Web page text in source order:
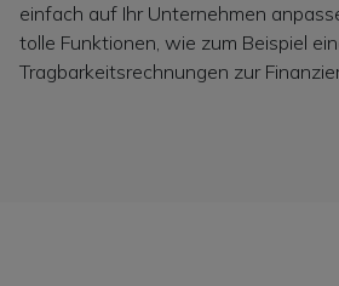
einfach auf Ihr Unternehmen
tolle Funktionen, wie zum Beispiel
Tragbarkeitsrechnungen zur